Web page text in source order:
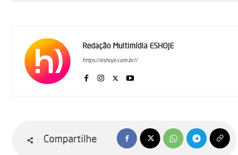
Redação Multimídia ESHOJE
https://eshoje.com.br//
Compartilhe